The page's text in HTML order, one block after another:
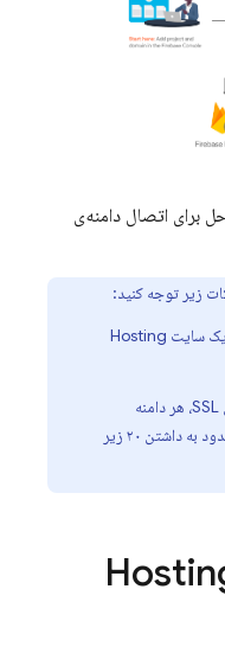
برای اتصال دامنه‌ی
زیر توجه کنید:
سایت Hosting
به دلیل محدودیت‌های صدور گواهی SSL، هر دامنه
سفارشی به ازای هر دامنه اصلی، محدود به داشتن ۲۰ زیر